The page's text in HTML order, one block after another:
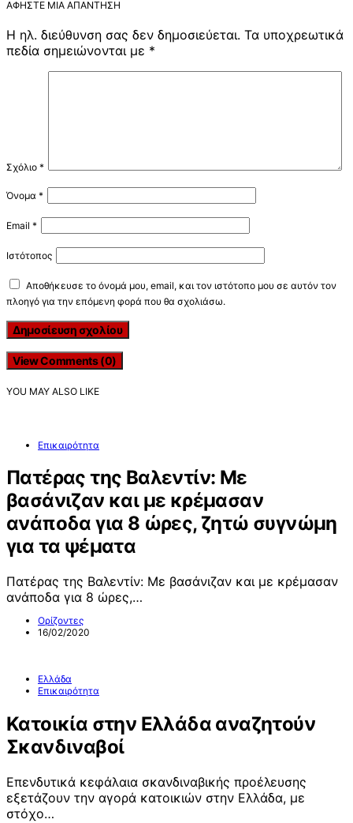
ΑΦΉΣΤΕ ΜΙΑ ΑΠΆΝΤΗΣΗ
Η ηλ. διεύθυνση σας δεν δημοσιεύεται. Τα υποχρεωτικά
πεδία σημειώνονται με *
Σχόλιο *
Όνομα *
Email *
Ιστότοπος
Αποθήκευσε το όνομά μου, email, και τον ιστότοπο μου σε αυτόν τον
πλοηγό για την επόμενη φορά που θα σχολιάσω.
View Comments (0)
YOU MAY ALSO LIKE
Επικαιρότητα
Πατέρας της Βαλεντίν: Με
βασάνιζαν και με κρέμασαν
ανάποδα για 8 ώρες, ζητώ συγνώμη
για τα ψέματα
Πατέρας της Βαλεντίν: Με βασάνιζαν και με κρέμασαν
ανάποδα για 8 ώρες,…
Ορίζοντες
16/02/2020
Ελλάδα
Επικαιρότητα
Κατοικία στην Ελλάδα αναζητούν
Σκανδιναβοί
Επενδυτικά κεφάλαια σκανδιναβικής προέλευσης
εξετάζουν την αγορά κατοικιών στην Ελλάδα, με
στόχο…